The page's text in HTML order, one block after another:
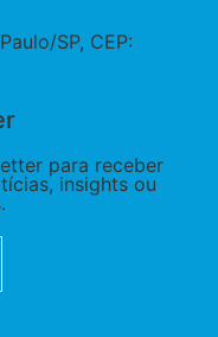
SP, CEP:
para receber
insights ou